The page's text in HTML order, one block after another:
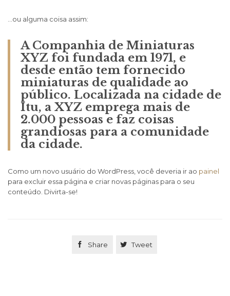
…ou alguma coisa assim:
A Companhia de Miniaturas
XYZ foi fundada em 1971, e
desde então tem fornecido
miniaturas de qualidade ao
público. Localizada na cidade de
Itu, a XYZ emprega mais de
2.000 pessoas e faz coisas
grandiosas para a comunidade
da cidade.
Como um novo usuário do WordPress, você deveria ir ao painel
para excluir essa página e criar novas páginas para o seu
conteúdo. Divirta-se!
 Share  Tweet